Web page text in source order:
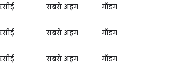
सबसे अहम मॉडम
सबसे अहम मॉडम
सबसे अहम मॉडम